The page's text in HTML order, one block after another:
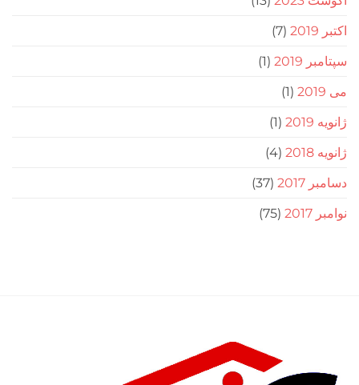
(7)
(1)
(1)
(1)
(4)
(37)
(75)